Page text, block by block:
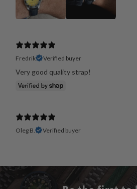
Fredrik Verified buyer
Very good quality strap!
Oleg B. Verified buyer